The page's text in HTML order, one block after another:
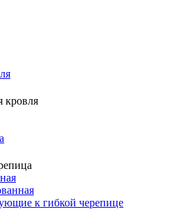
кровля
к гибкой черепице